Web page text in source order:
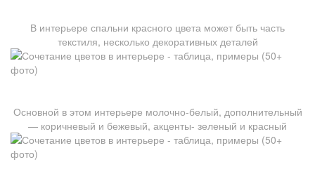
В интерьере спальни красного цвета может быть часть
текстиля, несколько декоративных деталей
Основной в этом интерьере молочно-белый, дополнительный
— коричневый и бежевый, акценты- зеленый и красный